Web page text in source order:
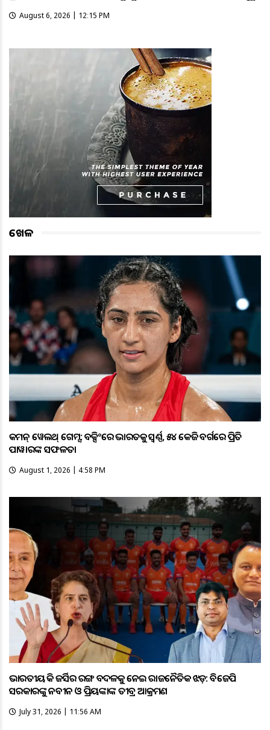
August 6, 2026 | 12:15 PM
ଖେଳ
କମନ୍ ୱେଲଥ୍ ଗେମ୍ସ: ବକ୍ସିଂରେ ଭାରତକୁ ସ୍ବର୍ଣ୍ଣ, ୫୪ କେଜି ବର୍ଗରେ ପ୍ରିତି
ପାୱାରଙ୍କ ସଫଳତା
August 1, 2026 | 4:58 PM
ଭାରତୀୟ ହକି ଜର୍ସିର ରଙ୍ଗ ବଦଳକୁ ନେଇ ରାଜନୈତିକ ଝଡ଼: ବିଜେପି
ସରକାରଙ୍କୁ ନବୀନ ଓ ପ୍ରିୟଙ୍କାଙ୍କ ତୀବ୍ର ଆକ୍ରମଣ
July 31, 2026 | 11:56 AM